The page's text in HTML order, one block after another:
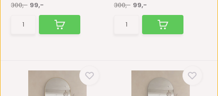
300,- 99,-
300,- 99,-